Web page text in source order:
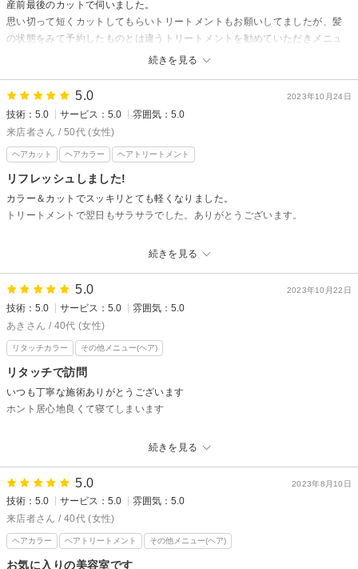
続きを見る
産前最後のカットで伺いました。
思い切って短くカットしてもらいトリートメントもお願いしてましたが、髪
の状態をみて予約したものとは違うトリートメントを勧めていただきメニュ
ありがとうございました。
LAMER OF eilesetからの返信
仕上がりご満足いただけてなによりです。元気なお子様が生まれますよう
お祈りいたします。
石間
2023年10月24日
5.0
技術：5.0 サービス：5.0
雰囲気：5.0
来店者さん / 50代 (女性)
ヘアカット ヘアカラー ヘアトリートメント
リフレッシュしました!
続きを見る
カラー＆カットでスッキリとても軽くなりました。
トリートメントで翌日もサラサラでした。ありがとうございます。
LAMER OF eilesetからの返信
久しぶりのご来店でリフレッシュできたようで良かったです！
またのご来店お待ちしております。
2023年10月22日
5.0
技術：5.0 サービス：5.0
雰囲気：5.0
あきさん / 40代 (女性)
リタッチカラー その他メニュー(ヘア)
リタッチで訪問
続きを見る
いつも丁寧な施術ありがとうございます
ホント居心地良くて寝てしまいます
LAMER OF eilesetからの返信
居心地がいいと言って頂けて嬉しいです！
またのご来店お待ちしております。
山田
2023年8月10日
5.0
技術：5.0 サービス：5.0
雰囲気：5.0
来店者さん / 40代 (女性)
ヘアカラー ヘアトリートメント その他メニュー(ヘア)
お気に入りの美容室です